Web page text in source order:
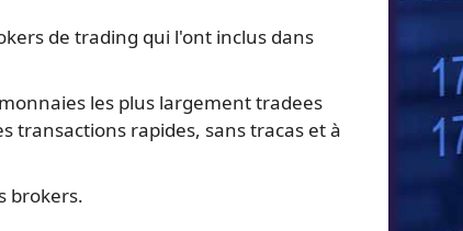
de trading qui l'ont inclus dans
les plus largement tradees
transactions rapides, sans tracas et à
brokers.